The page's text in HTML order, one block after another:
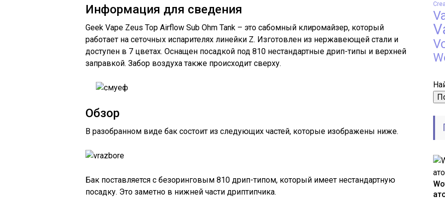
Информация для сведения
Geek Vape Zeus Top Airflow Sub Ohm Tank – это сабомный клиромайзер, который
работает на сеточных испарителях линейки Z. Изготовлен из нержавеющей стали и
доступен в 7 цветах. Оснащен посадкой под 810 нестандартные дрип-типы и верхней
заправкой. Забор воздуха также происходит сверху.
Обзор
В разобранном виде бак состоит из следующих частей, которые изображены ниже.
Бак поставляется с безоринговым 810 дрип-типом, который имеет нестандартную
посадку. Это заметно в нижней части дриптипчика.